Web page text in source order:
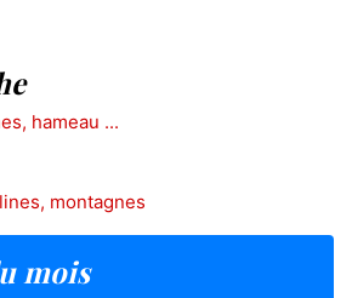
hameau ...
montagnes
mois